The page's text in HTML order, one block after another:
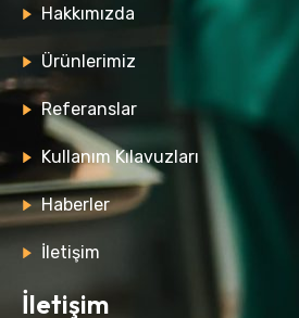
Hakkımızda
Ürünlerimiz
Referanslar
Kullanım Kılavuzları
Haberler
İletişim
İletişim